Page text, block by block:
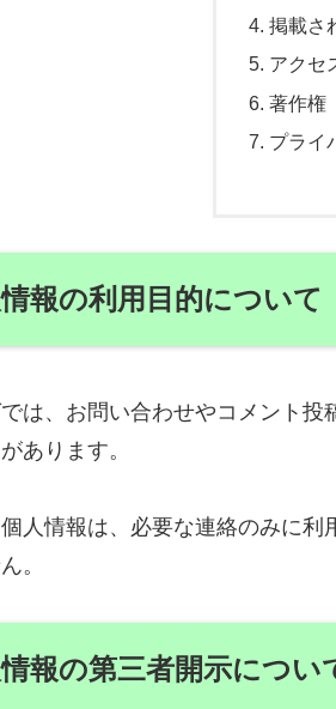
掲載さ
アクセ
著作権
プライ
報の利用目的について
は、お問い合わせやコメント
あります。
人情報は、必要な連絡のみに
。
報の第三者開示につい